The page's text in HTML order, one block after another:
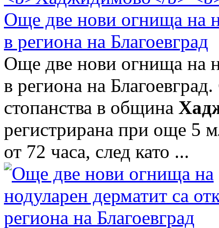
Още две нови огнища на
в региона на Благоевград
Още две нови огнища на
в региона на
стопанства в община
регистрирана при още 5
от 72 часа, след като ...